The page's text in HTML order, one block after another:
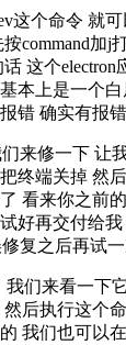
这个命令 就
command加j
这个
本上是一个
错 确实有报错
来修一下 让
终端关掉 然
看来你之前
好再交付给我
复之后再试
我们来看一下
后执行这个
我们也可以